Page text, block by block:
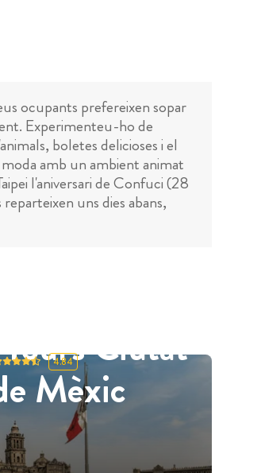
ocupants prefereixen sopar
Experimenteu-ho de
boletes delicioses i el
amb un ambient animat
l'aniversari de Confuci (28
uns dies abans,
Ciutat
Mèxic
4.84